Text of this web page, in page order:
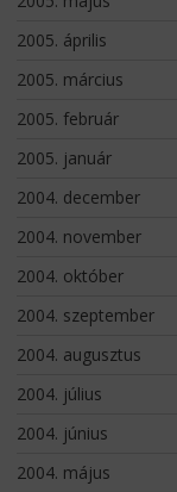
2005. április
2005. március
2005. február
2005. január
2004. december
2004. november
2004. október
2004. szeptember
2004. augusztus
2004. július
2004. június
2004. május